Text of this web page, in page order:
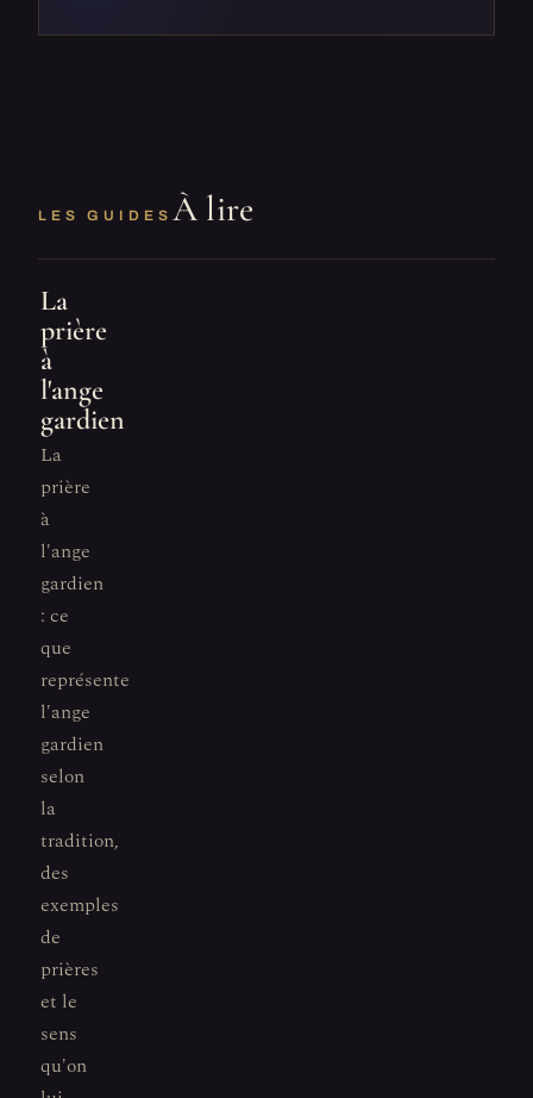
LES GUIDES À lire
La
prière
à
l'ange
gardien
La
prière
à
l'ange
gardien
: ce
que
représente
l'ange
gardien
selon
la
tradition,
des
exemples
de
prières
et le
sens
qu'on